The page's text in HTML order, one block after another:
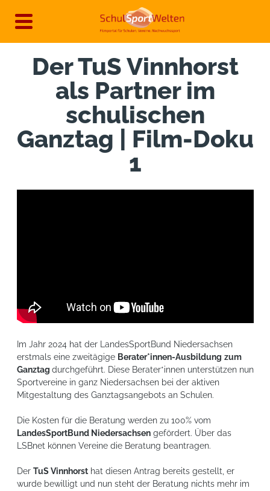
zum
Der TuS Vinnhorst
als Partner im
schulischen
Ganztag | Film-Doku
1
Im Jahr 2024 hat der LandesSportBund Niedersachsen
erstmals eine zweitägige Berater*innen-Ausbildung zum
Ganztag durchgeführt. Diese Berater*innen unterstützen nun
Sportvereine in ganz Niedersachsen bei der aktiven
Mitgestaltung des Ganztagsangebots an Schulen.
Die Kosten für die Beratung werden zu 100% vom
LandesSportBund Niedersachsengefördert. Über das
LSBnet können Vereine die Beratung beantragen.
Der TuS Vinnhorsthat diesen Antrag bereits gestellt, er
wurde bewilligt und nun steht der Beratung nichts mehr im